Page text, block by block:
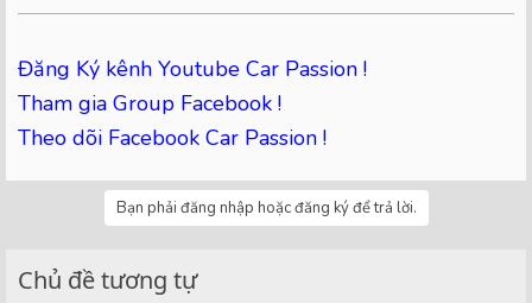
Đăng Ký kênh Youtube Car Passion !
Tham gia Group Facebook !
Theo dõi Facebook Car Passion !
Bạn phải đăng nhập hoặc đăng ký để trả lời.
Chủ đề tương tự